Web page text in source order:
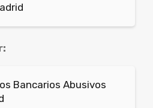
Bancarios Abusivos